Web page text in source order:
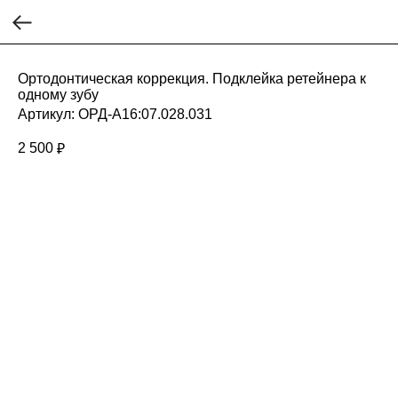
Ортодонтическая коррекция. Подклейка ретейнера к
одному зубу
Артикул: ОРД-А16:07.028.031
2 500 ₽